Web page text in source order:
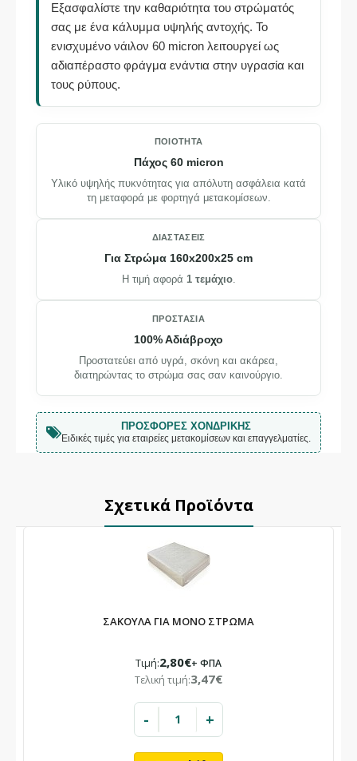
Εξασφαλίστε την καθαριότητα του στρώματός
σας με ένα κάλυμμα υψηλής αντοχής. Το
ενισχυμένο νάιλον 60 micron λειτουργεί ως
αδιαπέραστο φράγμα ενάντια στην υγρασία και
τους ρύπους.
ΠΟΙΌΤΗΤΑ
Πάχος 60 micron
Υλικό υψηλής πυκνότητας για απόλυτη ασφάλεια κατά
τη μεταφορά με φορτηγά μετακομίσεων.
ΔΙΑΣΤΆΣΕΙΣ
Για Στρώμα 160x200x25 cm
Η τιμή αφορά 1 τεμάχιο.
ΠΡΟΣΤΑΣΊΑ
100% Αδιάβροχο
Προστατεύει από υγρά, σκόνη και ακάρεα,
διατηρώντας το στρώμα σας σαν καινούργιο.
ΠΡΟΣΦΟΡΈΣ ΧΟΝΔΡΙΚΉΣ
Ειδικές τιμές για εταιρείες μετακομίσεων και επαγγελματίες.
Σχετικά Προϊόντα
ΣΑΚΟΥΛΑ ΓΙΑ ΜΟΝΟ ΣΤΡΩΜΑ
Τιμή:2,80€+ ΦΠΑ
Τελική τιμή:3,47€
- +